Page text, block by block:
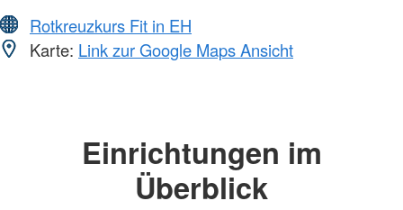
Rotkreuzkurs Fit in EH
Karte: Link zur Google Maps Ansicht
Einrichtungen im
Überblick